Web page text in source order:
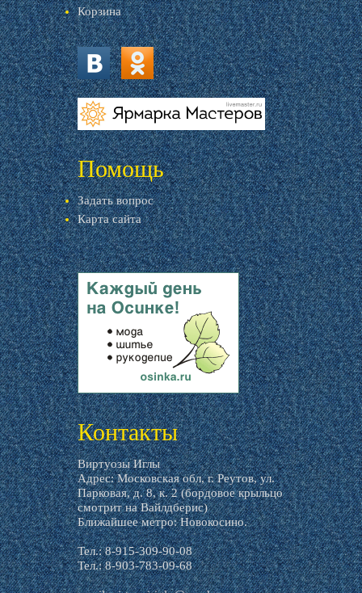
Корзина
vk.com ok.ru
livemaster.ru
Помощь
Задать вопрос
Карта сайта
livemaster.ru
Контакты
Виртуозы Иглы
Адрес: Московская обл, г. Реутов, ул.
Парковая, д. 8, к. 2 (бордовое крыльцо
смотрит на Вайлдберис)
Ближайшее метро: Новокосино.
Тел.: 8-915-309-90-08
Тел.: 8-903-783-09-68